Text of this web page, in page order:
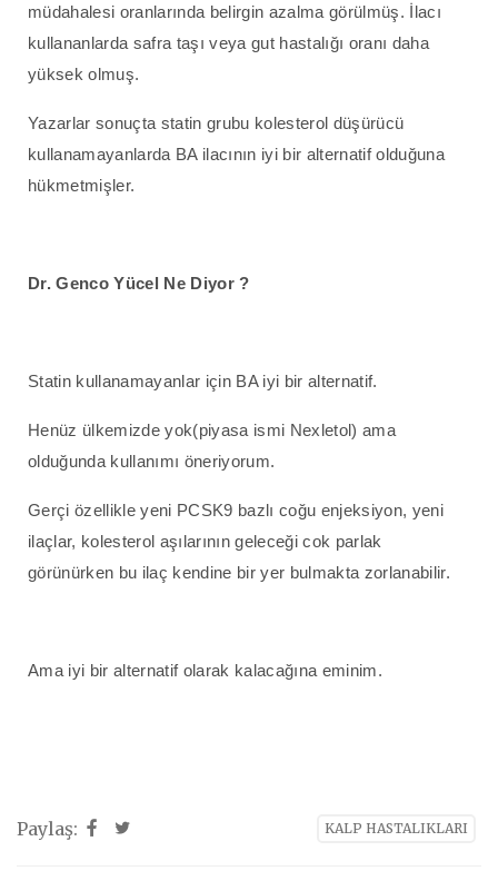
müdahalesi oranlarında belirgin azalma görülmüş. İlacı
kullananlarda safra taşı veya gut hastalığı oranı daha
yüksek olmuş.
Yazarlar sonuçta statin grubu kolesterol düşürücü
kullanamayanlarda BA ilacının iyi bir alternatif olduğuna
hükmetmişler.
Dr. Genco Yücel Ne Diyor ?
Statin kullanamayanlar için BA iyi bir alternatif.
Henüz ülkemizde yok(piyasa ismi Nexletol) ama
olduğunda kullanımı öneriyorum.
Gerçi özellikle yeni PCSK9 bazlı coğu enjeksiyon, yeni
ilaçlar, kolesterol aşılarının geleceği cok parlak
görünürken bu ilaç kendine bir yer bulmakta zorlanabilir.
Ama iyi bir alternatif olarak kalacağına eminim.
Paylaş: KALP HASTALIKLARI